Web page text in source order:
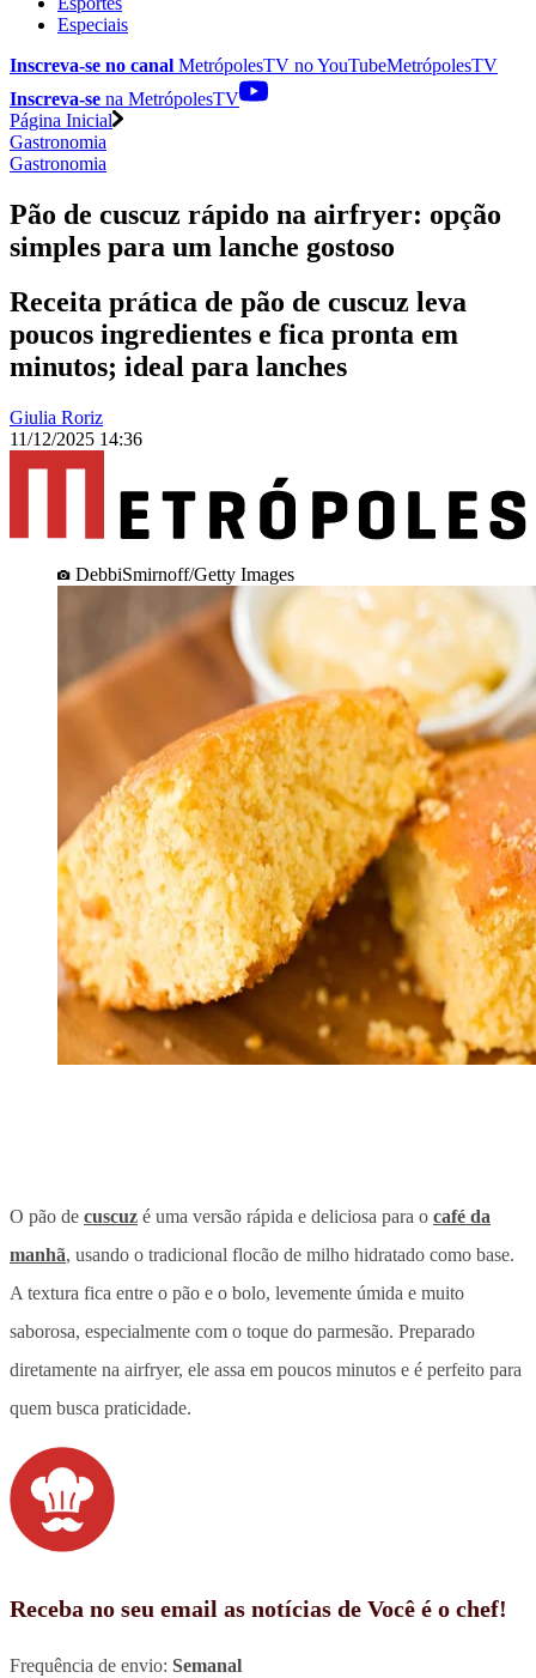
Especiais
Inscreva-se no canal MetrópolesTV noYouTubeMetrópolesTV
Inscreva-se na MetrópolesTV
Página Inicial
Gastronomia
Gastronomia
Pão de cuscuz rápido na airfryer: opção
simples para um lanche gostoso
Receita prática de pão de cuscuz leva
poucos ingredientes e fica pronta em
minutos; ideal para lanches
Giulia Roriz
11/12/2025 14:36
DebbiSmirnoff/Getty Images
O pão de cuscuz é uma versão rápida e deliciosa para o café da
manhã, usando o tradicional flocão de milho hidratado como base.
A textura fica entre o pão e o bolo, levemente úmida e muito
saborosa, especialmente com o toque do parmesão. Preparado
diretamente na airfryer, ele assa em poucos minutos e é perfeito para
quem busca praticidade.
Receba no seu email as notícias de Você é o chef!
Frequência de envio: Semanal